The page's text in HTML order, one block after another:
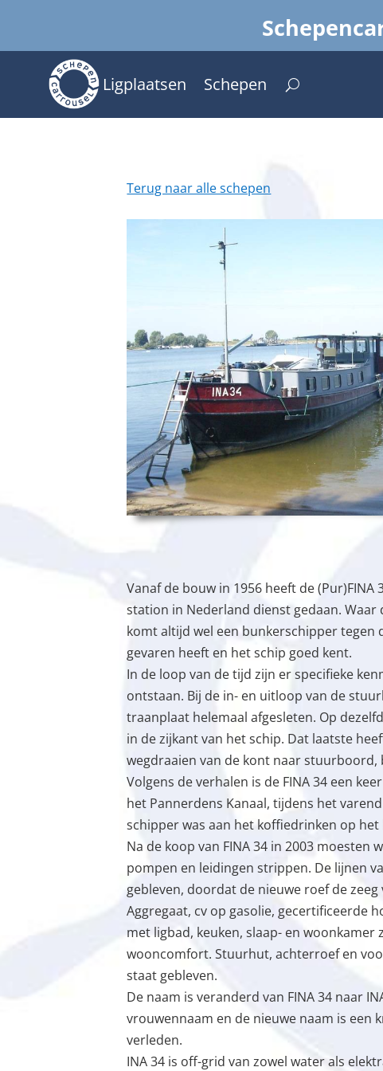
Ligplaatsen Schepen
Terug naar alle schepen
Vanaf de bouw in 1956 heeft de (Pur)FINA
station in Nederland dienst gedaan. Waar
komt altijd wel een bunkerschipper tegen
gevaren heeft en het schip goed kent.
In de loop van de tijd zijn er specifieke
ontstaan. Bij de in- en uitloop van de
traanplaat helemaal afgesleten. Op
in de zijkant van het schip. Dat laatste
wegdraaien van de kont naar stuurboord,
Volgens de verhalen is de FINA 34 een
het Pannerdens Kanaal, tijdens het
schipper was aan het koffiedrinken op
Na de koop van FINA 34 in 2003 moesten
pompen en leidingen strippen. De lijnen
gebleven, doordat de nieuwe roef de
Aggregaat, cv op gasolie, gecertificeerde
met ligbad, keuken, slaap- en
wooncomfort. Stuurhut, achterroef en
staat gebleven.
De naam is veranderd van FINA 34 naar
vrouwennaam en de nieuwe naam is een
verleden.
INA 34 is off-grid van zowel water als